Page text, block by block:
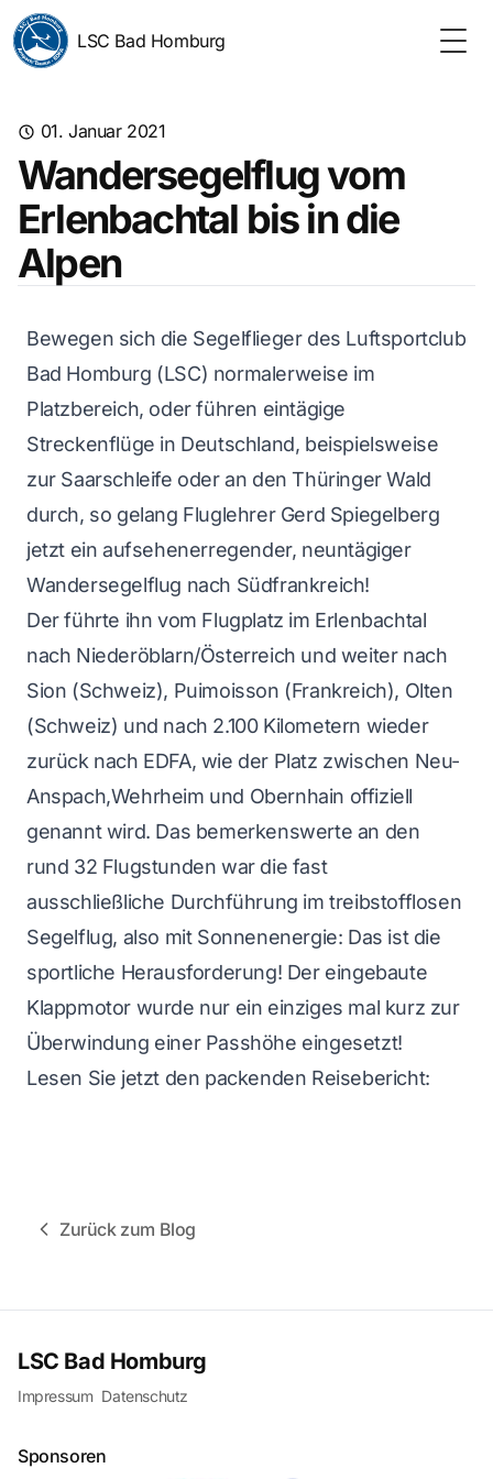
LSC Bad Homburg
01. Januar 2021
Wandersegelflug vom
Erlenbachtal bis in die
Alpen
Bewegen sich die Segelflieger des Luftsportclub
Bad Homburg (LSC) normalerweise im
Platzbereich, oder führen eintägige
Streckenflüge in Deutschland, beispielsweise
zur Saarschleife oder an den Thüringer Wald
durch, so gelang Fluglehrer Gerd Spiegelberg
jetzt ein aufsehenerregender, neuntägiger
Wandersegelflug nach Südfrankreich!
Der führte ihn vom Flugplatz im Erlenbachtal
nach Niederöblarn/Österreich und weiter nach
Sion (Schweiz), Puimoisson (Frankreich), Olten
(Schweiz) und nach 2.100 Kilometern wieder
zurück nach EDFA, wie der Platz zwischen Neu-
Anspach,Wehrheim und Obernhain offiziell
genannt wird. Das bemerkenswerte an den
rund 32 Flugstunden war die fast
ausschließliche Durchführung im treibstofflosen
Segelflug, also mit Sonnenenergie: Das ist die
sportliche Herausforderung! Der eingebaute
Klappmotor wurde nur ein einziges mal kurz zur
Überwindung einer Passhöhe eingesetzt!
Lesen Sie jetzt den packenden Reisebericht:
Zurück zum Blog
LSC Bad Homburg
Impressum Datenschutz
Sponsoren